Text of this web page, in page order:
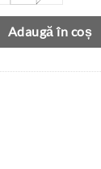
Adaugă în coș